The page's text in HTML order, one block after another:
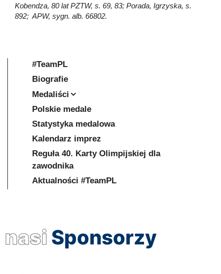
Kobendza, 80 lat PZTW, s. 69, 83; Porada, Igrzyska, s.
892; APW, sygn. alb. 66802.
#TeamPL
Biografie
Medaliści
Polskie medale
Statystyka medalowa
Kalendarz imprez
Reguła 40. Karty Olimpijskiej dla
zawodnika
Aktualności #TeamPL
nasi Sponsorzy